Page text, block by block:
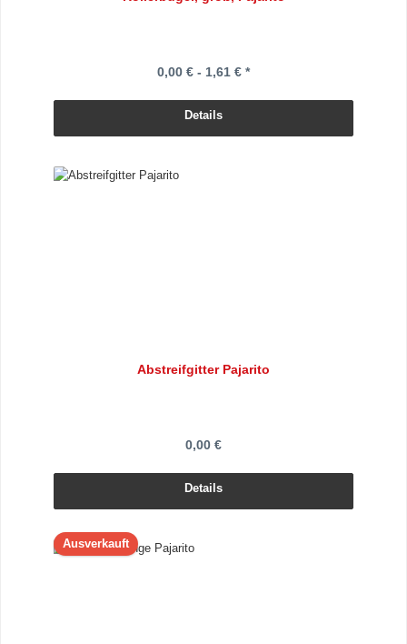
0,00 € - 1,61 € *
Details
Abstreifgitter Pajarito
0,00 €
Details
Ausverkauft